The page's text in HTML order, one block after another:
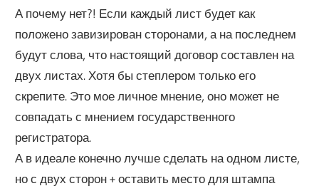
А почему нет?! Если каждый лист будет как
положено завизирован сторонами, а на последнем
будут слова, что настоящий договор составлен на
двух листах. Хотя бы степлером только его
скрепите. Это мое личное мнение, оно может не
совпадать с мнением государственного
регистратора.
А в идеале конечно лучше сделать на одном листе,
но с двух сторон + оставить место для штампа